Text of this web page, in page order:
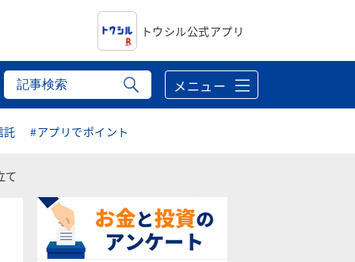
トウシル公式アプリ
メニュー
託 #アプリでポイント
て